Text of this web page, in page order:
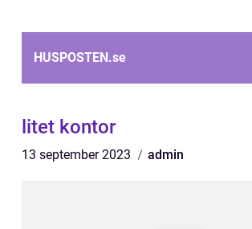
HUSPOSTEN.se
litet kontor
13 september 2023 admin